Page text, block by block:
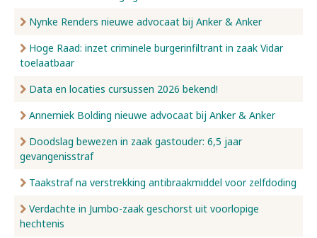
Nynke Renders nieuwe advocaat bij Anker & Anker
Hoge Raad: inzet criminele burgerinfiltrant in zaak Vidar
toelaatbaar
Data en locaties cursussen 2026 bekend!
Annemiek Bolding nieuwe advocaat bij Anker & Anker
Doodslag bewezen in zaak gastouder: 6,5 jaar
gevangenisstraf
Taakstraf na verstrekking antibraakmiddel voor zelfdoding
Verdachte in Jumbo-zaak geschorst uit voorlopige
hechtenis